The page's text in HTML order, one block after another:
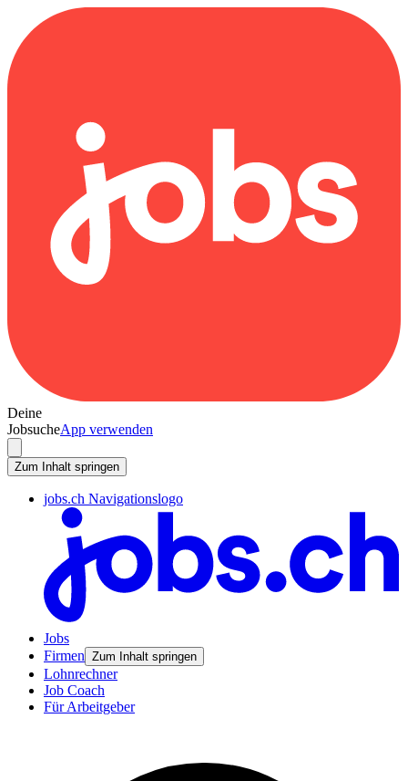
Deine
JobsucheApp verwenden
Zum Inhalt springen
jobs.ch Navigationslogo
Jobs
Firmen Zum Inhalt springen
Lohnrechner
Job Coach
Für Arbeitgeber